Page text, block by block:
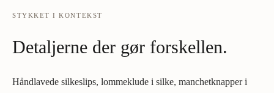
STYKKET I KONTEKST
Detaljerne der gør forskellen.
Håndlavede silkeslips, lommeklude i silke, manchetknapper i